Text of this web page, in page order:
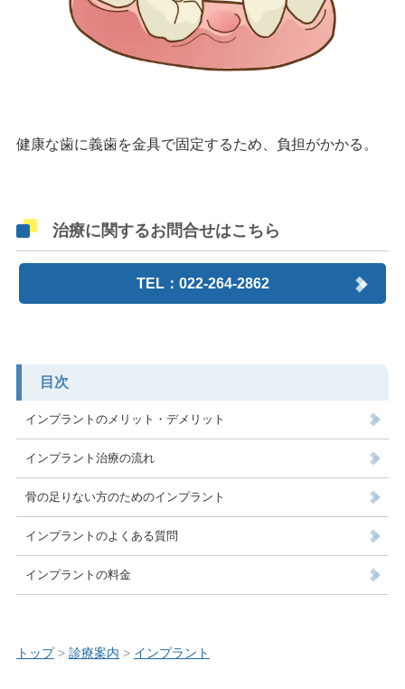
健康な歯に義歯を金具で固定するため、負担がかかる。
治療に関するお問合せはこちら
TEL：022-264-2862
目次
インプラントのメリット・デメリット
インプラント治療の流れ
骨の足りない方のためのインプラント
インプラントのよくある質問
インプラントの料金
トップ > 診療案内 > インプラント